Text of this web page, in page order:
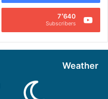
7٬640
Subscribers
Weather